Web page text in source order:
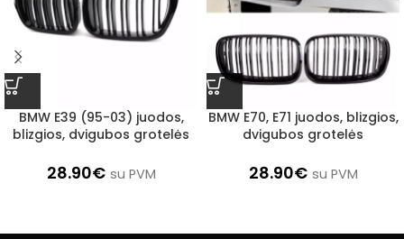
BMW E39 (95-03) juodos,
blizgios, dvigubos grotelės
28.90€ su PVM
BMW E70, E71 juodos, blizgios,
dvigubos grotelės
28.90€ su PVM